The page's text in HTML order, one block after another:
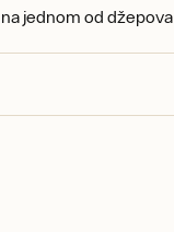
jednom od džepova